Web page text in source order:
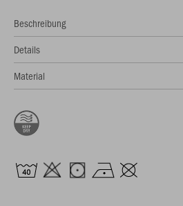
Beschreibung
Details
Material